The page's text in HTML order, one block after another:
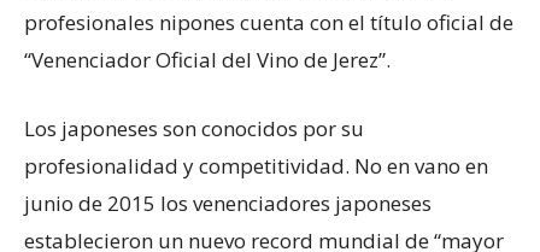
profesionales nipones cuenta con el título oficial de
“Venenciador Oficial del Vino de Jerez”.
Los japoneses son conocidos por su
profesionalidad y competitividad. No en vano en
junio de 2015 los venenciadores japoneses
establecieron un nuevo record mundial de “mayor